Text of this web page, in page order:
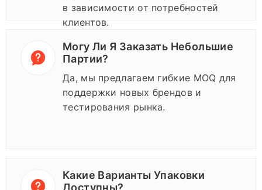
в зависимости от потребностей
клиентов.
Могу Ли Я Заказать Небольшие
Партии?
Да, мы предлагаем гибкие MOQ для
поддержки новых брендов и
тестирования рынка.
Какие Варианты Упаковки
Доступны?